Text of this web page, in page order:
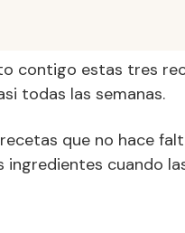
contigo estas tres
todas las semanas.
que no hace
ingredientes cuando